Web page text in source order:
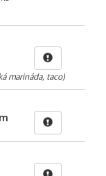
marináda, taco)